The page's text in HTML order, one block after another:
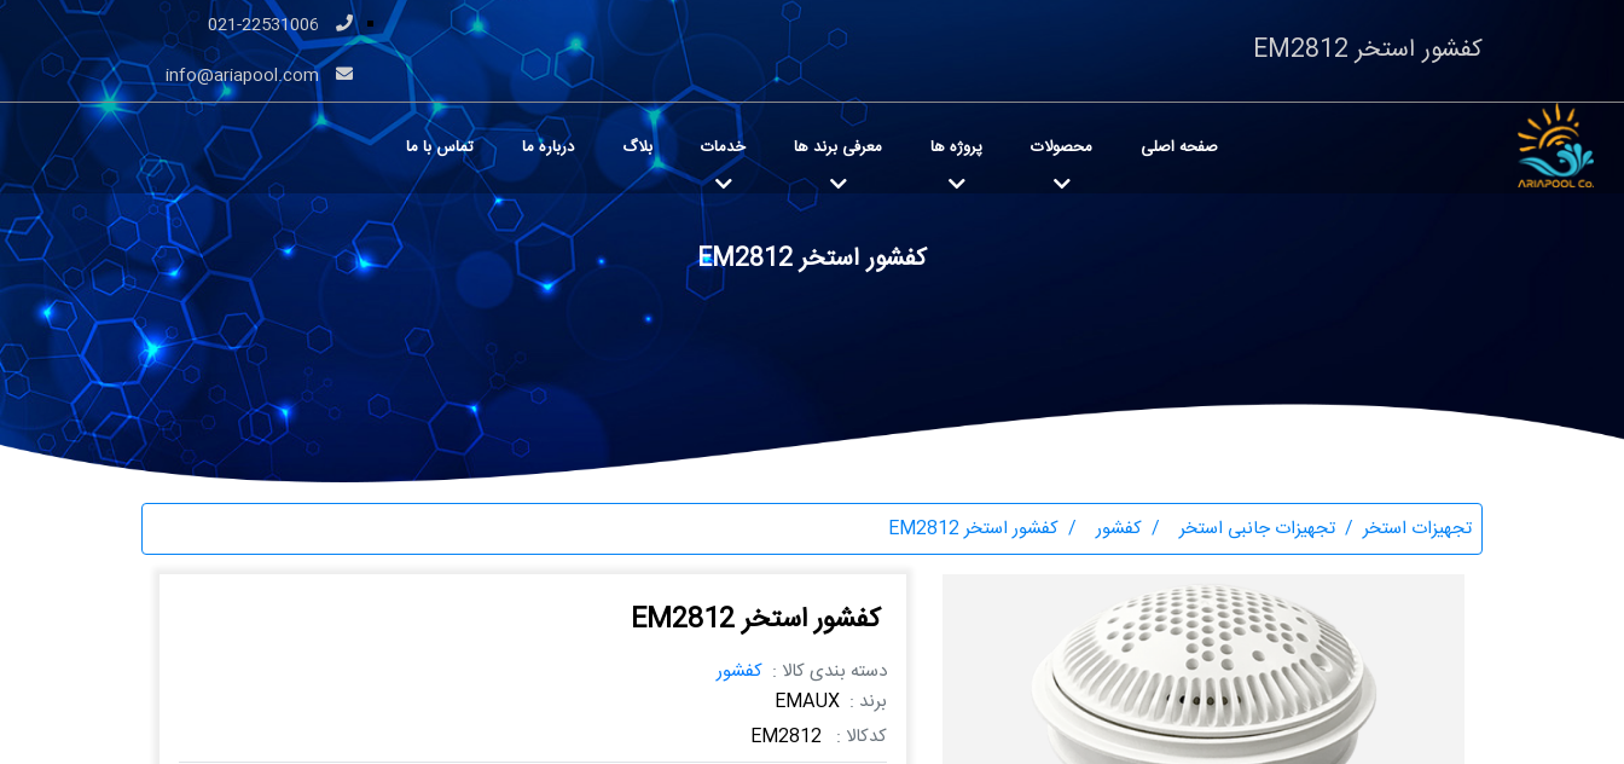
کفشور استخر EM2812
info@ariapool.com
صفحه اصلی محصولات پروژه ها معرفی برند ها خدمات بلاگ درباره ما تماس با ما
کفشور استخر EM2812
تجهیزات استخر تجهیزات جانبی استخر کفشور کفشور استخر EM2812
کفشور استخر EM2812
دسته بندی کالا : کفشور
برند : EMAUX
کدکالا : EM2812